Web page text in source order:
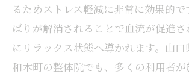
るためストレス軽減に非常に効果的で
ばりが解消されることで血流が促進さ
にリラックス状態へ導かれます。山
和木町の整体院でも、多くの利用者